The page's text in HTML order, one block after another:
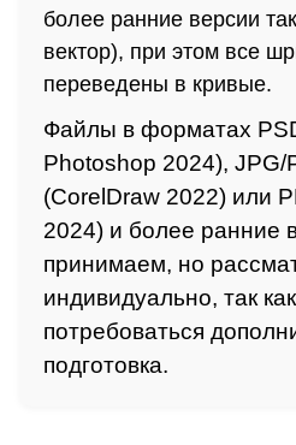
более ранние версии
вектор), при этом все
переведены в кривые.
Файлы в форматах
Photoshop 2024), JPG/
(CorelDraw 2022) или
2024) и более ранние
принимаем, но
индивидуально, так
потребоваться
подготовка.